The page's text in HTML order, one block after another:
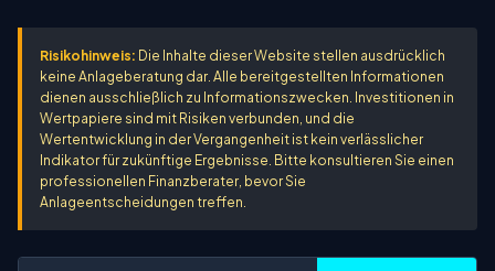
Risikohinweis: Die Inhalte dieser Website stellen ausdrücklich
keine Anlageberatung dar. Alle bereitgestellten Informationen
dienen ausschließlich zu Informationszwecken. Investitionen in
Wertpapiere sind mit Risiken verbunden, und die
Wertentwicklung in der Vergangenheit ist kein verlässlicher
Indikator für zukünftige Ergebnisse. Bitte konsultieren Sie einen
professionellen Finanzberater, bevor Sie
Anlageentscheidungen treffen.